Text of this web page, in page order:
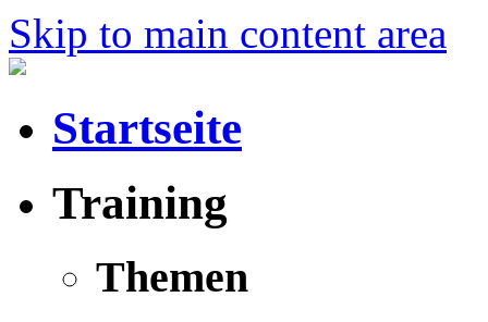
Skip to main content area
Startseite
Training
Themen